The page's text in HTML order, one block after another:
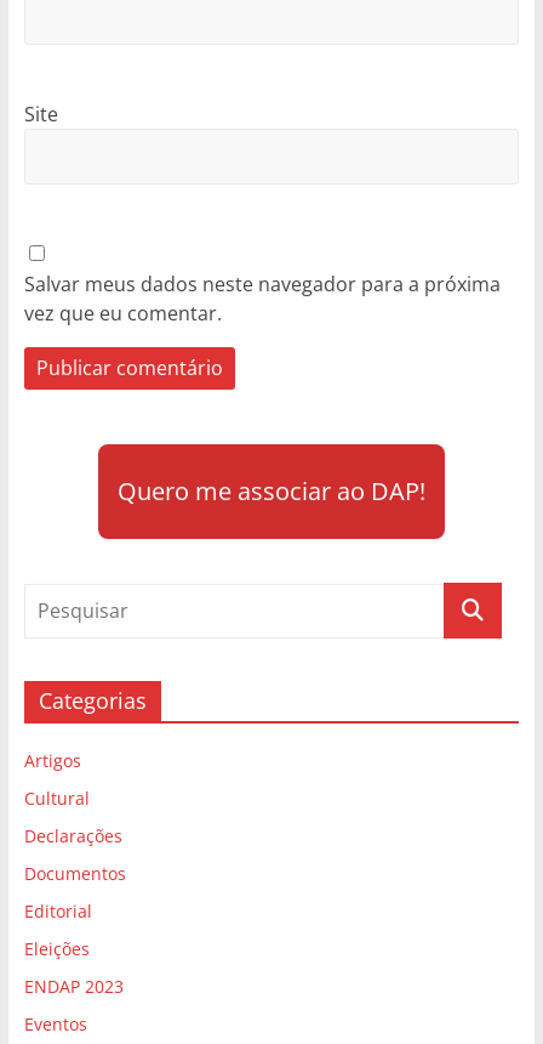
Site
Salvar meus dados neste navegador para a próxima
vez que eu comentar.
Quero me associar ao DAP!
Categorias
Artigos
Cultural
Declarações
Documentos
Editorial
Eleições
ENDAP 2023
Eventos